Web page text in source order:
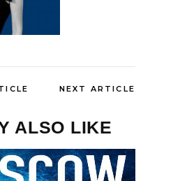
NEXT ARTICLE
ALSO LIKE